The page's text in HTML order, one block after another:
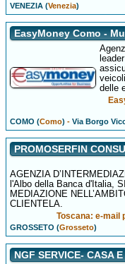
VENEZIA (Venezia)
EasyMoney Como -
delle
COMO (Como) -Via Borgo
PROMOSERFIN
AGENZIA
l'Albo della Banca d'Italia,
MEDIAZIONE
CLIENTELA.
Toscana: e-mail
GROSSETO (Grosseto)
NGF SERVICE- CASA